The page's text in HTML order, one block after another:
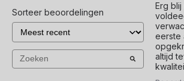
Sorteer beoordelingen
Erg blij
eerste
altijd